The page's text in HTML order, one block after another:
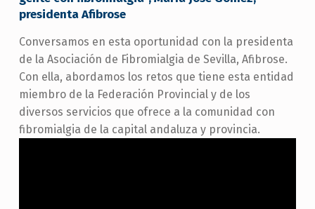
presidenta Afibrose
Conversamos en esta oportunidad con la presidenta
de la Asociación de Fibromialgia de Sevilla, Afibrose.
Con ella, abordamos los retos que tiene esta entidad
miembro de la Federación Provincial y de los
diversos servicios que ofrece a la comunidad con
fibromialgia de la capital andaluza y provincia.